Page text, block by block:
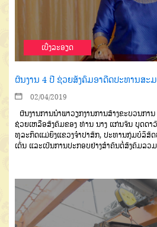
ເບີ່ງລະອຽດ
ຜົນງານ 4 ປີ ຊ່ວຍສັງຄົມອາດີດປະທານສະ
02/04/2019
ຜົນງານການນໍາພາວຽກງານການສ້າງຂະບວນກາ
ຊ່ວຍເຫລືອສັງຄົມຂອງ ທ່ານ ນາງ ແກ່ນຈັນ ບຸດດ
ທຸລະກິດແມ່ຍິງແຂວງຈໍາປາສັກ, ປະທານກຸ່ມບໍລິສັດ
ເດັ່ນ ແລະເປັນການປະກອບຢ່າງສໍາຄັນຕໍ່ສັງຄົມລວ